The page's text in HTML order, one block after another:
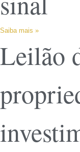
Saiba mais »
Leilão